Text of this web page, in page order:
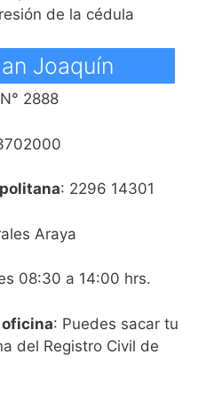
de la cédula
Joaquín
2888
: 2296 14301
Araya
08:30 a 14:00 hrs.
: Puedes sacar tu
del Registro Civil de